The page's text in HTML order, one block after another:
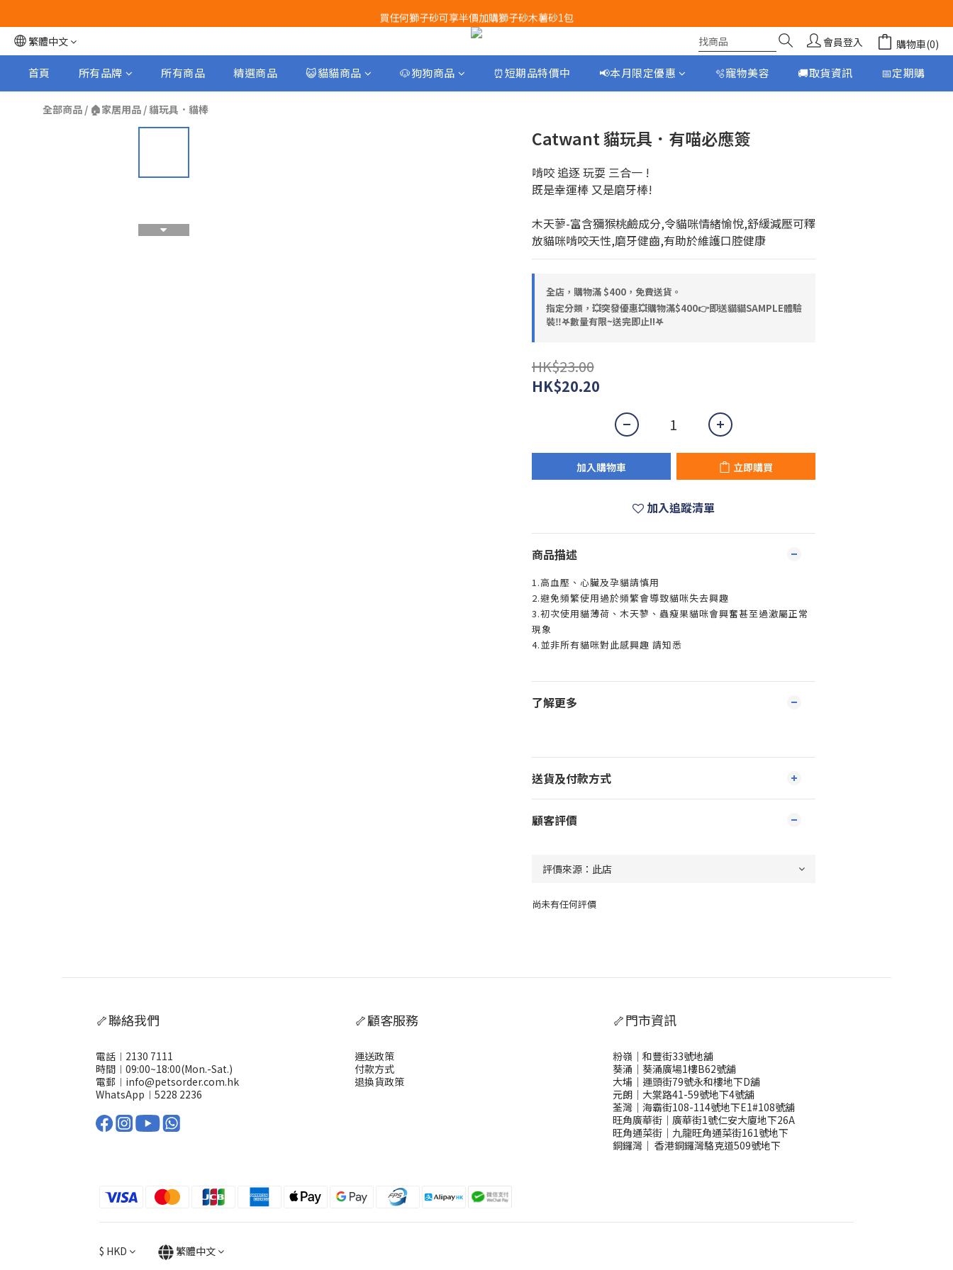
Airbuggy 全線現貨8折！立即點擊火速搶購
買任何獅子砂可享半價加購獅子砂木薯砂1包
Airbuggy 全線現貨8折！立即點擊火速搶購
繁體中文 會員登入 購物車(0)
首頁 所有品牌 所有商品 精選商品 😺貓貓商品 🐶狗狗商品 ⏰短期品特價中 📢本月限定優惠 🫧寵物美容 🚚取貨資訊 📅定期購
全部商品 / 🏠家居用品 /貓玩具．貓棒
Catwant 貓玩具．有喵必應簽
啃咬 追逐 玩耍 三合一 !
既是幸運棒 又是磨牙棒!
木天蓼-富含獼猴桃鹼成分,令貓咪情緒愉悅,舒緩減壓可釋
放貓咪啃咬天性,磨牙健齒,有助於維護口腔健康
全店，購物滿 $400，免費送貨。
指定分類，💥突發優惠💥購物滿$400👉即送貓貓SAMPLE體驗
裝‼️𖤐數量有限~送完即止!!𖤐
HK$23.00
HK$20.20
加入購物車 立即購買
加入追蹤清單
商品描述
1.高血壓、心臟及孕貓請慎用
2.避免頻繁使用過於頻繁會導致貓咪失去興趣
3.初次使用貓薄荷、木天蓼、蟲瘦果貓咪會興奮甚至過激屬正常
現象
4.並非所有貓咪對此感興趣 請知悉
了解更多
送貨及付款方式
顧客評價
尚未有任何評價
🦴聯絡我們
電話︱2130 7111
時間︱09:00~18:00(Mon.-Sat.)
電郵︱info@petsorder.com.hk
WhatsApp︱ 5228 2236
🦴顧客服務
運送政策
付款方式
退換貨政策
🦴門市資訊
粉嶺｜和豐街33號地舖
葵涌｜葵涌廣場1樓B62號舖
大埔｜運頭街79號永和樓地下D舖
元朗｜大棠路41-59號地下4號舖
荃灣｜海霸街108-114號地下E1#108號舖
旺角廣華街｜廣華街1號仁安大廈地下26A
旺角通菜街｜九龍旺角通菜街161號地下
銅鑼灣 ｜ 香港銅鑼灣駱克道509號地下
$ HKD 繁體中文